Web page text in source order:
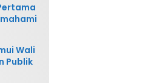
Wali
Publik